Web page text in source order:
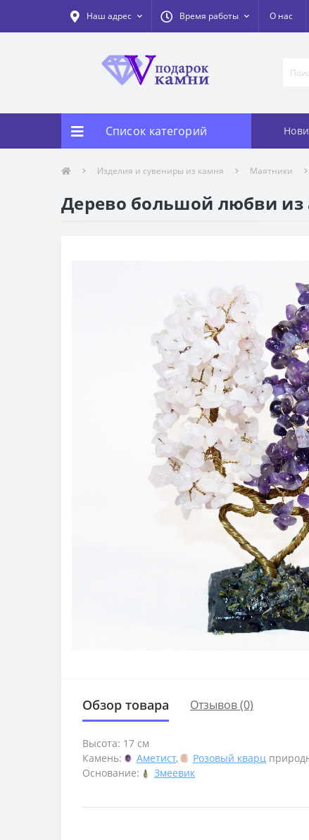
Наш адрес Время работы О нас
Список категорий
Изделия и сувениры из камня Маятники
Дерево большой любви из
Обзор товара Отзывов (0)
Высота: 17 см
Камень:
Аметист, Розовый кварц
Основание:
Змеевик